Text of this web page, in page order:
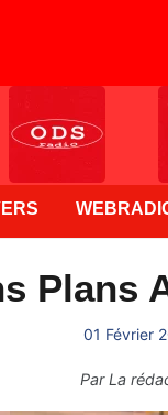
Plans
01 Février
ParLa